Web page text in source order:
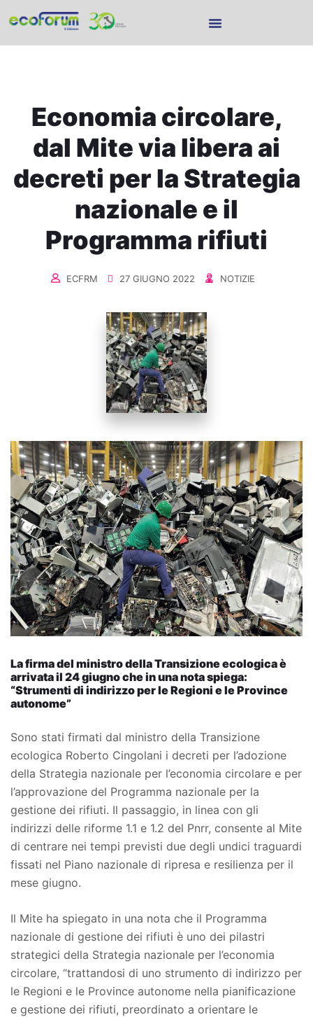
Economia circolare,
dal Mite via libera ai
decreti per la Strategia
nazionale e il
Programma rifiuti
ECFRM 27 GIUGNO 2022 NOTIZIE
La firma del ministro della Transizione ecologica è
arrivata il 24 giugno che in una nota spiega:
“Strumenti di indirizzo per le Regioni e le Province
autonome”
Sono stati firmati dal ministro della Transizione
ecologica Roberto Cingolani i decreti per l’adozione
della Strategia nazionale per l’economia circolare e per
l’approvazione del Programma nazionale per la
gestione dei rifiuti. Il passaggio, in linea con gli
indirizzi delle riforme 1.1 e 1.2 del Pnrr, consente al Mite
di centrare nei tempi previsti due degli undici traguardi
fissati nel Piano nazionale di ripresa e resilienza per il
mese giugno.
Il Mite ha spiegato in una nota che il Programma
nazionale di gestione dei rifiuti è uno dei pilastri
strategici della Strategia nazionale per l’economia
circolare, “trattandosi di uno strumento di indirizzo per
le Regioni e le Province autonome nella pianificazione
e gestione dei rifiuti, preordinato a orientare le